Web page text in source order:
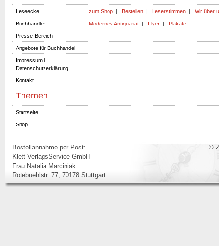
Leseecke zum Shop | Bestellen | Leserstimmen | Wir über
Buchhändler Modernes Antiquariat | Flyer | Plakate
Presse-Bereich
Angebote für Buchhandel
Impressum l
Datenschutzerklärung
Kontakt
Themen
Startseite
Shop
Bestellannahme per Post:
Klett VerlagsService GmbH
Frau Natalia Marciniak
Rotebuehlstr. 77, 70178 Stuttgart
©